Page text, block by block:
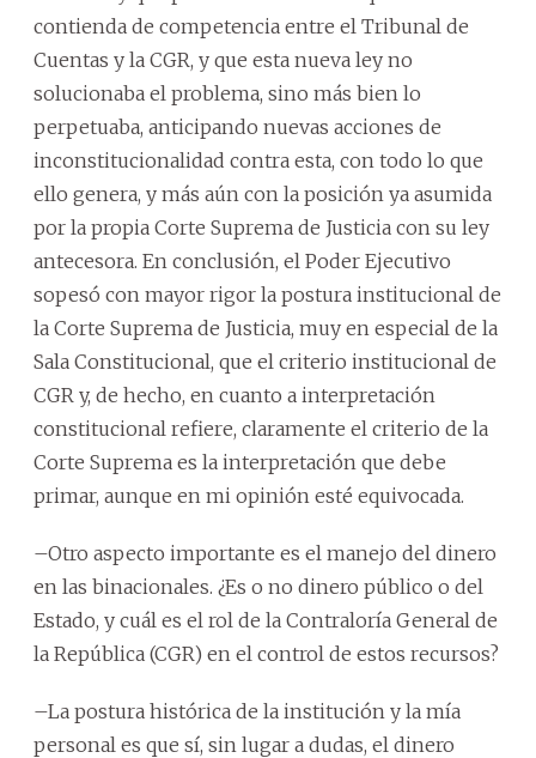
contienda de competencia entre el Tribunal de
Cuentas y la CGR, y que esta nueva ley no
solucionaba el problema, sino más bien lo
perpetuaba, anticipando nuevas acciones de
inconstitucionalidad contra esta, con todo lo que
ello genera, y más aún con la posición ya asumida
por la propia Corte Suprema de Justicia con su ley
antecesora. En conclusión, el Poder Ejecutivo
sopesó con mayor rigor la postura institucional de
la Corte Suprema de Justicia, muy en especial de la
Sala Constitucional, que el criterio institucional de
CGR y, de hecho, en cuanto a interpretación
constitucional refiere, claramente el criterio de la
Corte Suprema es la interpretación que debe
primar, aunque en mi opinión esté equivocada.
–Otro aspecto importante es el manejo del dinero
en las binacionales. ¿Es o no dinero público o del
Estado, y cuál es el rol de la Contraloría General de
la República (CGR) en el control de estos recursos?
–La postura histórica de la institución y la mía
personal es que sí, sin lugar a dudas, el dinero